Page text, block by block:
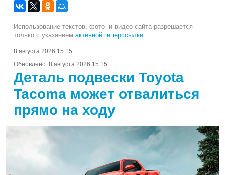
Использование текстов, фото- и видео сайта разрешается
только с указанием активной гиперссылки.
8 августа 2026 15:15
Обновлено: 8 августа 2026 15:15
Деталь подвески Toyota
Tacoma может отвалиться
прямо на ходу